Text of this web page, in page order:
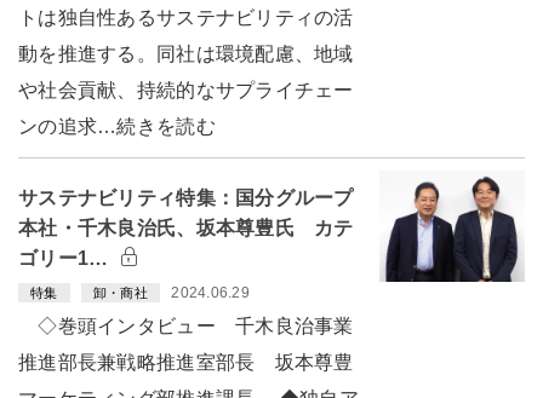
トは独自性あるサステナビリティの活
動を推進する。同社は環境配慮、地域
や社会貢献、持続的なサプライチェー
ンの追求…続きを読む
サステナビリティ特集：国分グループ
本社・千木良治氏、坂本尊豊氏 カテ
ゴリー1…
特集 卸・商社 2024.06.29
◇巻頭インタビュー 千木良治事業
推進部長兼戦略推進室部長 坂本尊豊